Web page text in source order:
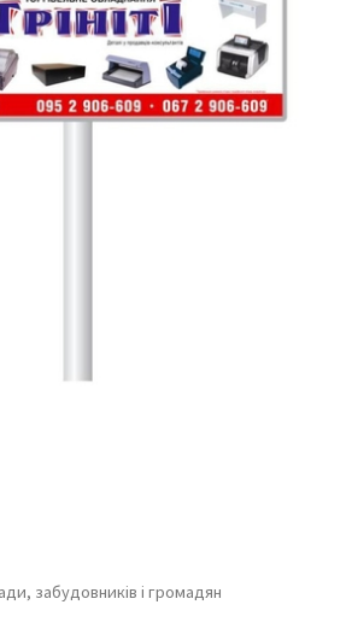
забудовників і громадян